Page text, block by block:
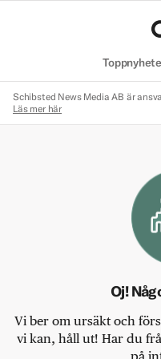
Schibsted News Media AB är
Läs mer här
Oj!
Vi ber om ursäkt och
vi kan, håll ut! Har du